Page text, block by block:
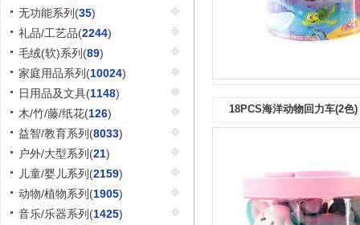
无功能系列(35)
礼品/工艺品(2244)
毛绒(软)系列(89)
家庭用品系列(10024)
日用品及文具(1148)
木/竹/藤/纸花(126)
益智/教育系列(8033)
户外/大型系列(21)
儿童/婴儿系列(2159)
动物/植物系列(1905)
音乐/乐器系列(1425)
18PCS海洋动物回力车(2色)